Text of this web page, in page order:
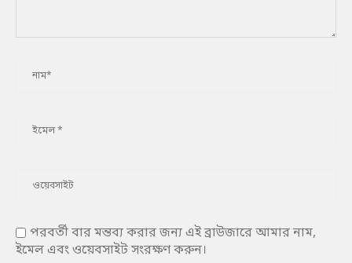
পরবর্তী বার মন্তব্য করার জন্য এই ব্রাউজারে আমার নাম,
ইমেল এবং ওয়েবসাইট সংরক্ষণ করুন।